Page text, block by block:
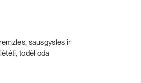
sausgysles ir
todėl oda